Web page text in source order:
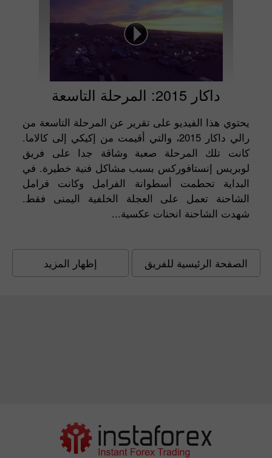
داكار 2015: المرحلة التاسعة
يحتوي هذا الفيديو على تقرير عن المرحلة التاسعة من
رالي داكار 2015، والتي أقيمت من إكيكي إلى كالاما.
كانت تلك المرحلة صعبة وشاقة جدا على فريق
لوبريس إنستافوركس بسبب مشاكل فنية خطيرة. في
البداية تحطمت أسطوانة الفرامل وكانت فرامل
الشاحنة تعمل على العجلة الخلفية اليمنى فقط.
شهدت الشاحنة انحنات عكسية...
الصفحة الرئيسية للفريق إظهار المزيد